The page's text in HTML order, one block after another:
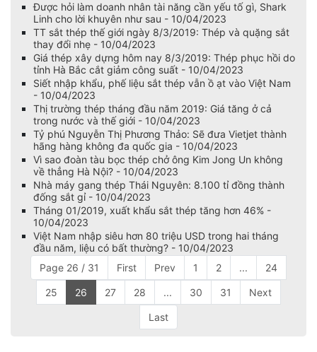
Được hỏi làm doanh nhân tài năng cần yếu tố gì, Shark
Linh cho lời khuyên như sau - 10/04/2023
TT sắt thép thế giới ngày 8/3/2019: Thép và quặng sắt
thay đổi nhẹ - 10/04/2023
Giá thép xây dựng hôm nay 8/3/2019: Thép phục hồi do
tỉnh Hà Bắc cắt giảm công suất - 10/04/2023
Siết nhập khẩu, phế liệu sắt thép vẫn ồ ạt vào Việt Nam
- 10/04/2023
Thị trường thép tháng đầu năm 2019: Giá tăng ở cả
trong nước và thế giới - 10/04/2023
Tỷ phú Nguyễn Thị Phương Thảo: Sẽ đưa Vietjet thành
hãng hàng không đa quốc gia - 10/04/2023
Vì sao đoàn tàu bọc thép chở ông Kim Jong Un không
về thẳng Hà Nội? - 10/04/2023
Nhà máy gang thép Thái Nguyên: 8.100 tỉ đồng thành
đống sắt gỉ - 10/04/2023
Tháng 01/2019, xuất khẩu sắt thép tăng hơn 46% -
10/04/2023
Việt Nam nhập siêu hơn 80 triệu USD trong hai tháng
đầu năm, liệu có bất thường? - 10/04/2023
Page 26 / 31
First Prev 1 2 ... 24
25 26 27 28 ... 30 31 Next
Last